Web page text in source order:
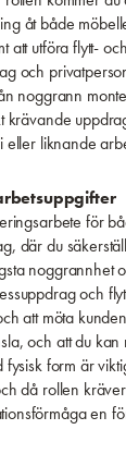
åt både
att utföra flytt-
och
noggrann
krävande
eller liknande
för
där du
noggrannhet
och
att möta
och att du
fysisk form är
då rollen
en